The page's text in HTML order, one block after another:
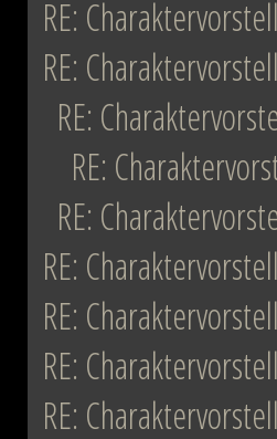
RE:
RE:
RE:
RE:
RE:
RE:
RE:
RE:
RE: